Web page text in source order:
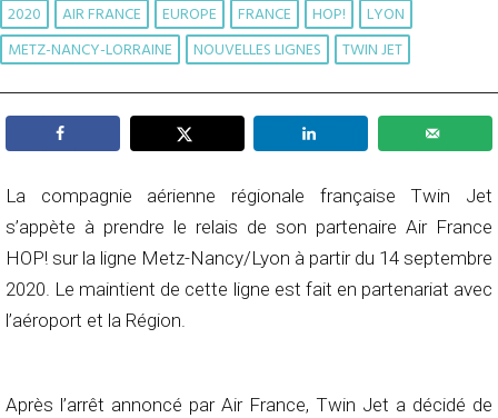
2020 AIR FRANCE EUROPE FRANCE HOP!
LYON
METZ-NANCY-LORRAINE
NOUVELLES LIGNES TWIN JET
La compagnie aérienne régionale française Twin Jet
s’appète à prendre le relais de son partenaire Air France
HOP! sur la ligne Metz-Nancy/Lyon à partir du 14 septembre
2020. Le maintient de cette ligne est fait en partenariat avec
l’aéroport et la Région.
Après l’arrêt annoncé par Air France, Twin Jet a décidé de